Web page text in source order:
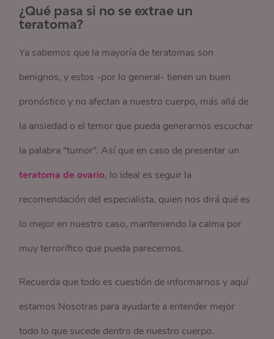
¿Qué pasa si no se extrae un
teratoma?
Ya sabemos que la mayoría de teratomas son
benignos, y estos -por lo general- tienen un buen
pronóstico y no afectan a nuestro cuerpo, más allá de
la ansiedad o el temor que pueda generarnos escuchar
la palabra “tumor”. Así que en caso de presentar un
teratoma de ovario, lo ideal es seguir la
recomendación del especialista, quien nos dirá qué es
lo mejor en nuestro caso, manteniendo la calma por
muy terrorífico que pueda parecernos.
Recuerda que todo es cuestión de informarnos y aquí
estamos Nosotras para ayudarte a entender mejor
todo lo que sucede dentro de nuestro cuerpo.